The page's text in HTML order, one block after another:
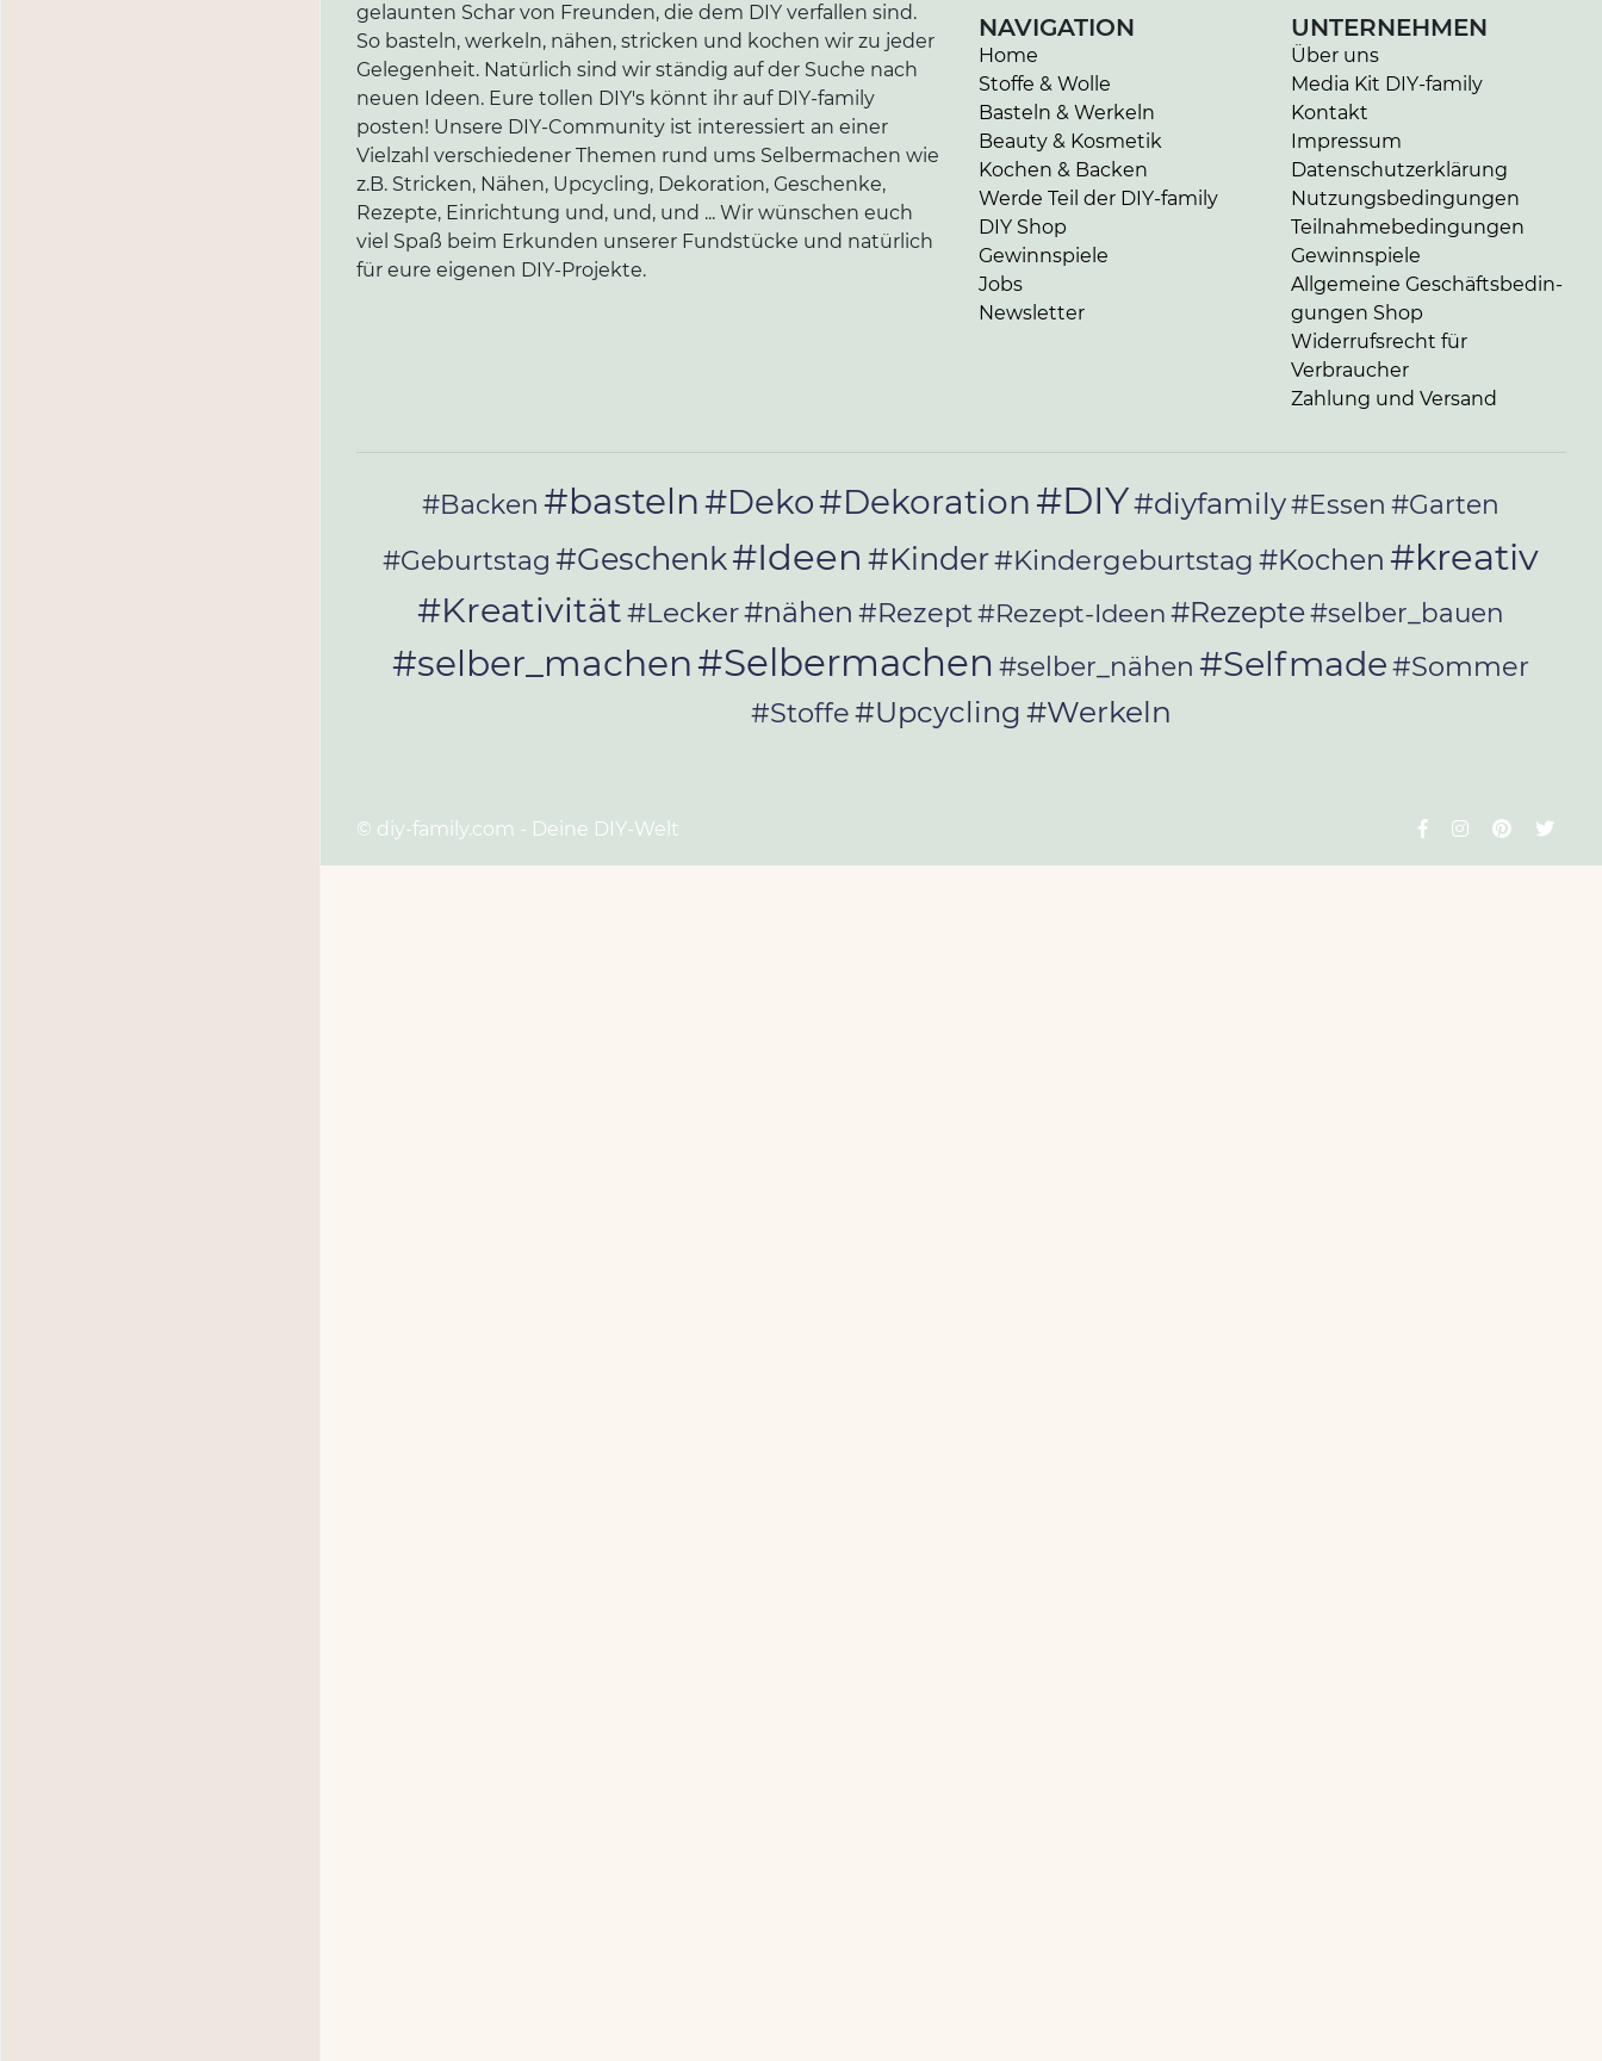
gelaunten Schar von Freunden, die dem DIY verfallen sind.
So basteln, werkeln, nähen, stricken und kochen wir zu jeder
Gelegenheit. Natürlich sind wir ständig auf der Suche nach
neuen Ideen. Eure tollen DIY's könnt ihr auf DIY-family
posten! Unsere DIY-Community ist interessiert an einer
Vielzahl verschiedener Themen rund ums Selbermachen wie
z.B. Stricken, Nähen, Upcycling, Dekoration, Geschenke,
Rezepte, Einrichtung und, und, und ... Wir wünschen euch
viel Spaß beim Erkunden unserer Fundstücke und natürlich
für eure eigenen DIY-Projekte.
NAVIGATION
Home
Stoffe & Wolle
Basteln & Werkeln
Beauty & Kosmetik
Kochen & Backen
Werde Teil der DIY-family
DIY Shop
Gewinnspiele
Jobs
Newsletter
UNTERNEHMEN
Über uns
Media Kit DIY-family
Kontakt
Impressum
Da­ten­schutz­er­klä­rung
Nut­zungs­be­din­gun­gen
Teil­nah­me­be­din­gun­gen
Gewinnspiele
Allgemeine Ge­schäfts­be­din­
gun­gen Shop
Widerrufsrecht für
Verbraucher
Zahlung und Versand
#Backen #basteln#Deko#Dekoration #DIY#diyfamily#Essen #Garten
#Geburtstag #Geschenk#Ideen #Kinder#Kindergeburtstag #Kochen #kreativ
#Kreativität#Lecker#nähen #Rezept#Rezept-Ideen #Rezepte#selber_bauen
#selber_machen#Selbermachen #selber_nähen #Selfmade#Sommer
#Stoffe#Upcycling #Werkeln
© diy-family.com - Deine DIY-Welt